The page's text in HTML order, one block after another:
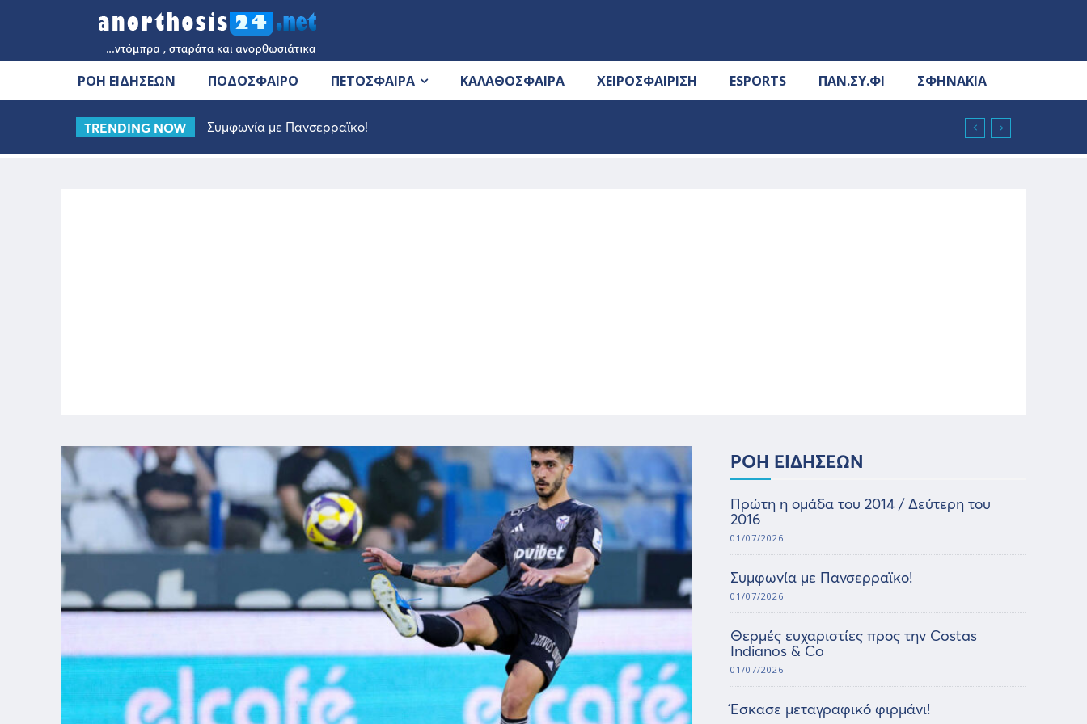
ΡΟΗ ΕΙΔΗΣΕΩΝ ΠΟΔΟΣΦΑΙΡΟ ΠΕΤΟΣΦΑΙΡΑ ΚΑΛΑΘΟΣΦΑΙΡΑ ΧΕΙΡΟΣΦΑΙΡΙΣΗ ESPORTS ΠΑΝ.ΣΥ.ΦΙ ΣΦΗΝΑΚΙΑ
TRENDING NOW Συμφωνία με Πανσερραϊκο!
ΡΟΗ ΕΙΔΗΣΕΩΝ
Πρώτη η ομάδα του 2014 / Δεύτερη του
2016
01/07/2026
Συμφωνία με Πανσερραϊκο!
01/07/2026
Θερμές ευχαριστίες προς την Costas
Indianos & Co
01/07/2026
Έσκασε μεταγραφικό φιρμάνι!